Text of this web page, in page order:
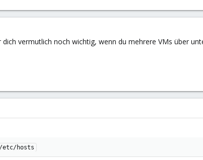
dich vermutlich noch wichtig, wenn du mehrere VMs über
/etc/hosts